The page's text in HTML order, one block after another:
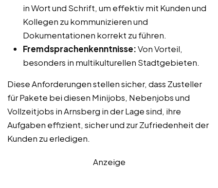
in Wort und Schrift, um effektiv mit Kunden und
Kollegen zu kommunizieren und
Dokumentationen korrekt zu führen.
Fremdsprachenkenntnisse:Von Vorteil,
besonders in multikulturellen Stadtgebieten.
Diese Anforderungen stellen sicher, dass Zusteller
für Pakete bei diesen Minijobs, Nebenjobs und
Vollzeitjobs in Arnsberg in der Lage sind, ihre
Aufgaben effizient, sicher und zur Zufriedenheit der
Kunden zu erledigen.
Anzeige